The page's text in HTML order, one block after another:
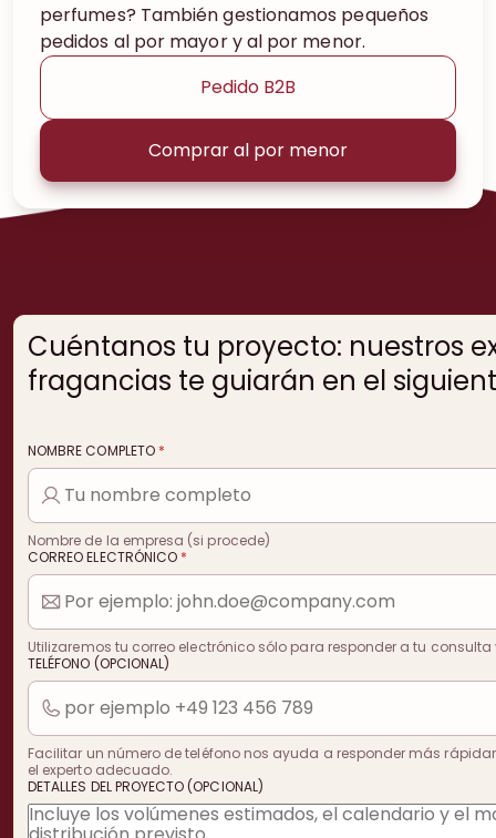
perfumes? También gestionamos pequeños
pedidos al por mayor y al por menor.
Pedido B2B
Comprar al por menor
Cuéntanos tu proyecto: nuestros
fragancias te guiarán en el
NOMBRE COMPLETO *
Nombre de la empresa (si procede)
CORREO ELECTRÓNICO *
Utilizaremos tu correo electrónico sólo para responder a tu
TELÉFONO (OPCIONAL)
Facilitar un número de teléfono nos ayuda a responder más
el experto adecuado.
DETALLES DEL PROYECTO (OPCIONAL)